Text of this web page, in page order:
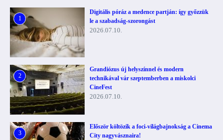
1
Digitális póráz a medence partján: így győzzük
le a szabadság-szorongást
2026.07.10.
2
Grandiózus új helyszínnel és modern
technikával vár szeptemberben a miskolci
CineFest
2026.07.10.
3
Először költözik a foci-világbajnokság a Cinema
City nagyvásznaira!